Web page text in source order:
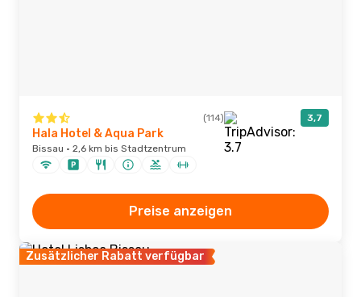
(114) 3,7
Hala Hotel & Aqua Park
Bissau · 2,6 km bis Stadtzentrum
Preise anzeigen
Zusätzlicher Rabatt verfügbar